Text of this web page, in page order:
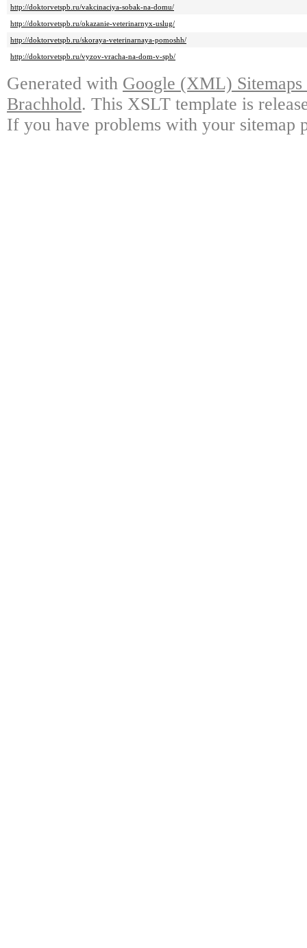
http://doktorvetspb.ru/vakcinaciya-sobak-na-domu/
http://doktorvetspb.ru/okazanie-veterinarnyx-uslug/
http://doktorvetspb.ru/skoraya-veterinarnaya-pomoshh/
http://doktorvetspb.ru/vyzov-vracha-na-dom-v-spb/
Generated with Google (XML)
Brachhold. This XSLT template is
If you have problems with your sitemap